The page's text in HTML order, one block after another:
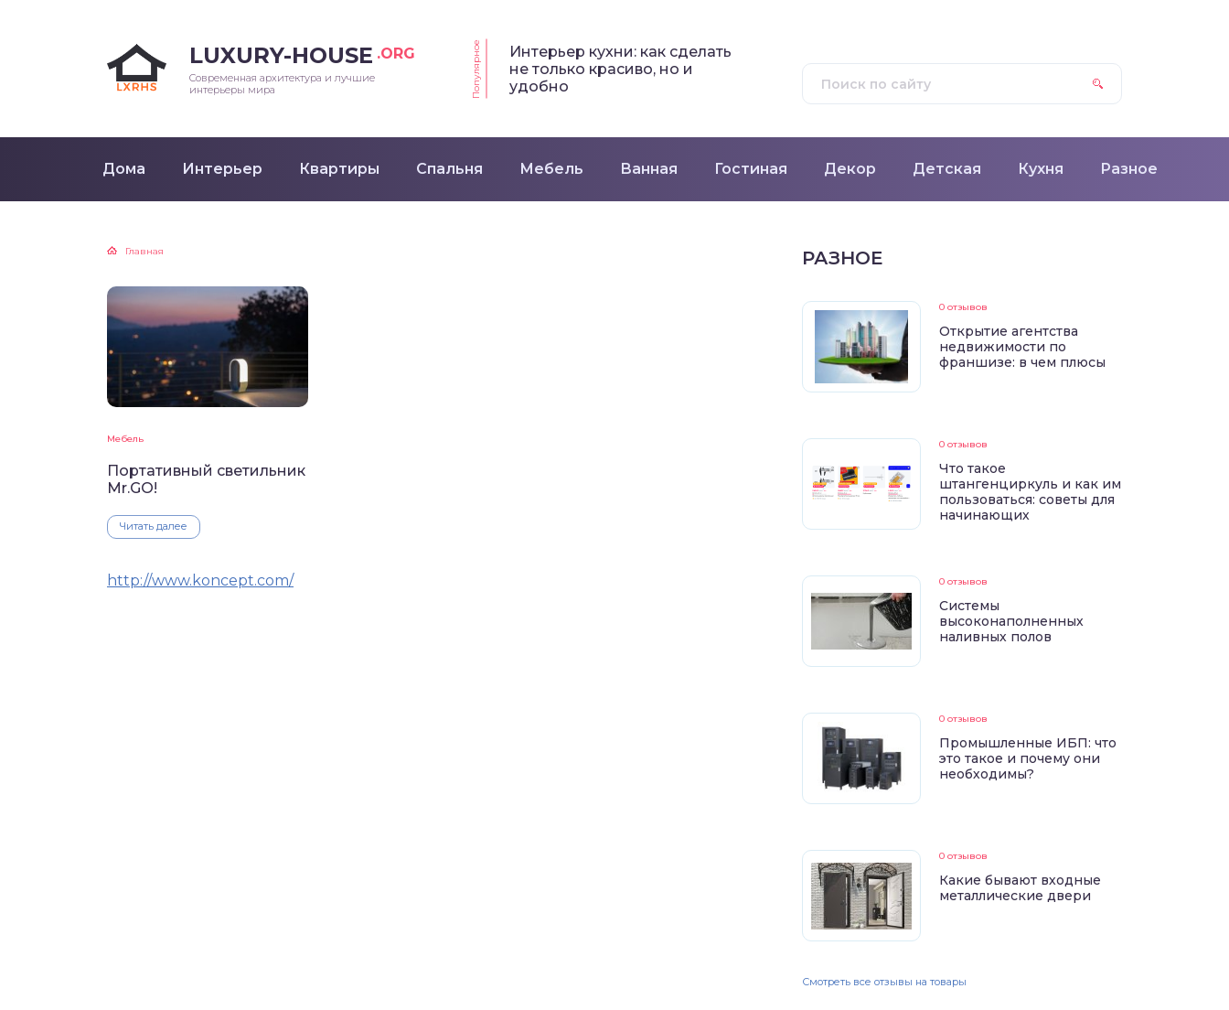
LUXURY-HOUSE .ORG
Современная архитектура и лучшие
интерьеры мира
Популярное
Интерьер кухни: как сделать
не только красиво, но и
удобно
Дома Интерьер Квартиры Спальня Мебель Ванная Гостиная Декор Детская Кухня Разное
Главная
Мебель
Портативный светильник
Mr.GO!
Читать далее
http://www.koncept.com/
РАЗНОЕ
0 отзывов
Открытие агентства
недвижимости по
франшизе: в чем плюсы
0 отзывов
Что такое
штангенциркуль и как им
пользоваться: советы для
начинающих
0 отзывов
Системы
высоконаполненных
наливных полов
0 отзывов
Промышленные ИБП: что
это такое и почему они
необходимы?
0 отзывов
Какие бывают входные
металлические двери
Смотреть все отзывы на товары